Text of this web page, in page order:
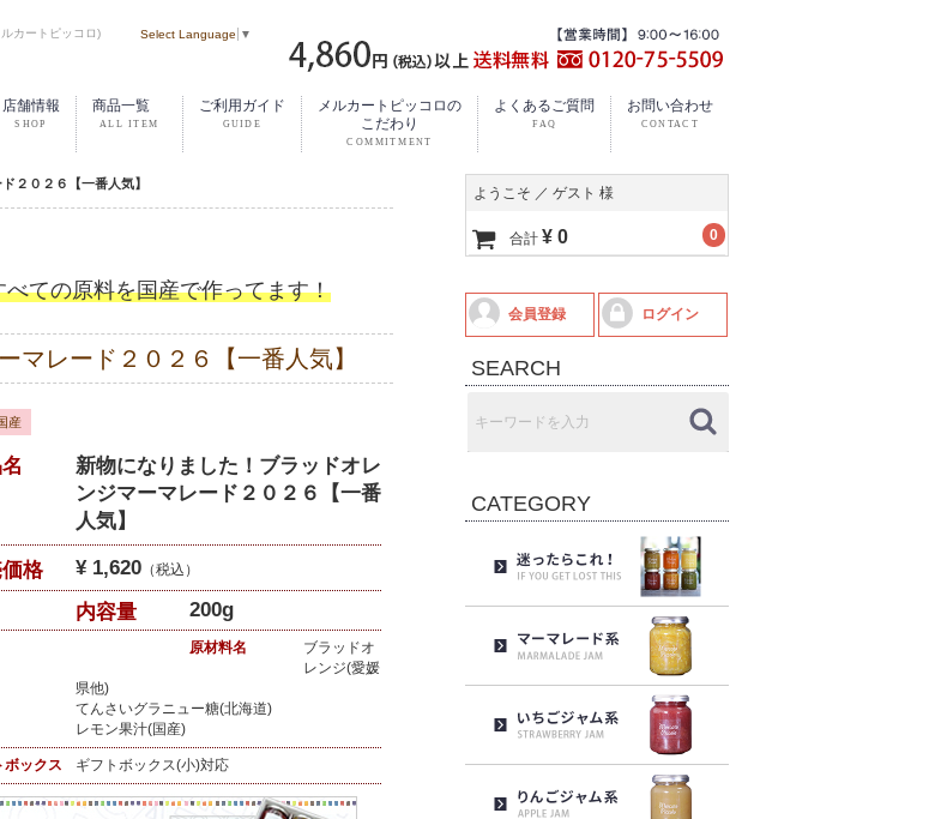
カートピッコロ) Select Language ▼
店舗情報 商品一覧 ご利用ガイド
メルカートピッコロの
こだわり
よくあるご質問 お問い合わせ
２０２６【一番人気】
ての原料を国産で作ってます！
マレード２０２６【一番人気】
産
新物になりました！ブラッドオレ
ンジマーマレード２０２６【一番
人気】
格 ¥ 1,620 （税込）
内容量 200g
原材料名
ブラッドオ
レンジ(愛媛
県他)
てんさいグラニュー糖(北海道)
レモン果汁(国産)
ボックス ギフトボックス(小)対応
ようこそ ／ ゲスト 様
0
合計¥ 0
会員登録 ログイン
SEARCH
CATEGORY